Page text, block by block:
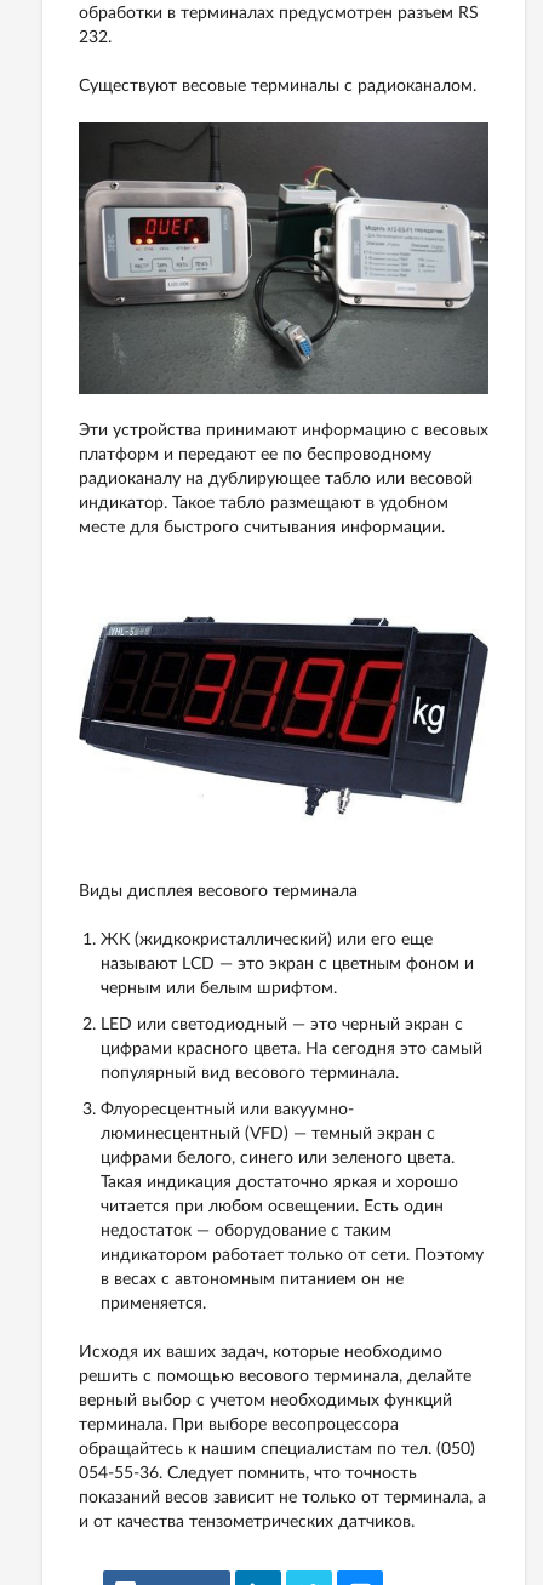
обработки в терминалах предусмотрен разъем RS
232.
Существуют весовые терминалы с радиоканалом.
Эти устройства принимают информацию с весовых
платформ и передают ее по беспроводному
радиоканалу на дублирующее табло или весовой
индикатор. Такое табло размещают в удобном
месте для быстрого считывания информации.
Виды дисплея весового терминала
ЖК (жидкокристаллический) или его еще
называют LCD — это экран с цветным фоном и
черным или белым шрифтом.
LED или светодиодный — это черный экран с
цифрами красного цвета. На сегодня это самый
популярный вид весового терминала.
Флуоресцентный или вакуумно-
люминесцентный (VFD) — темный экран с
цифрами белого, синего или зеленого цвета.
Такая индикация достаточно яркая и хорошо
читается при любом освещении. Есть один
недостаток — оборудование с таким
индикатором работает только от сети. Поэтому
в весах с автономным питанием он не
применяется.
Исходя их ваших задач, которые необходимо
решить с помощью весового терминала, делайте
верный выбор с учетом необходимых функций
терминала. При выборе весопроцессора
обращайтесь к нашим специалистам по тел. (050)
054-55-36. Следует помнить, что точность
показаний весов зависит не только от терминала, а
и от качества тензометрических датчиков.